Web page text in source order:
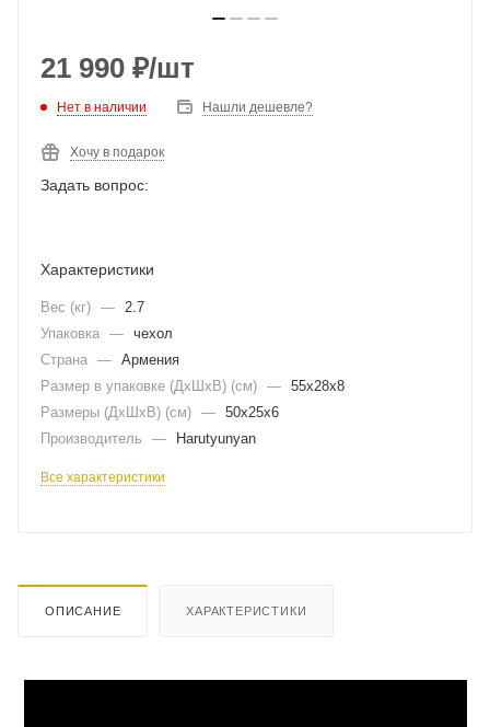
21 990 ₽/шт
Нет в наличии Нашли дешевле?
Хочу в подарок
Задать вопрос:
Характеристики
Вес (кг) — 2.7
Упаковка — чехол
Страна — Армения
Размер в упаковке (ДхШxВ) (см) — 55х28х8
Размеры (ДxШxВ) (см) — 50х25х6
Производитель
— Harutyunyan
Все характеристики
ОПИСАНИЕ ХАРАКТЕРИСТИКИ